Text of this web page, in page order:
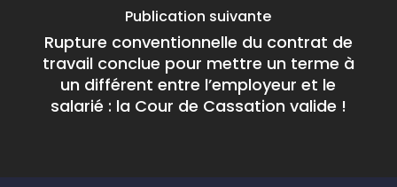
Publication suivante
Rupture conventionnelle du contrat de
travail conclue pour mettre un terme à
un différent entre l’employeur et le
salarié : la Cour de Cassation valide !